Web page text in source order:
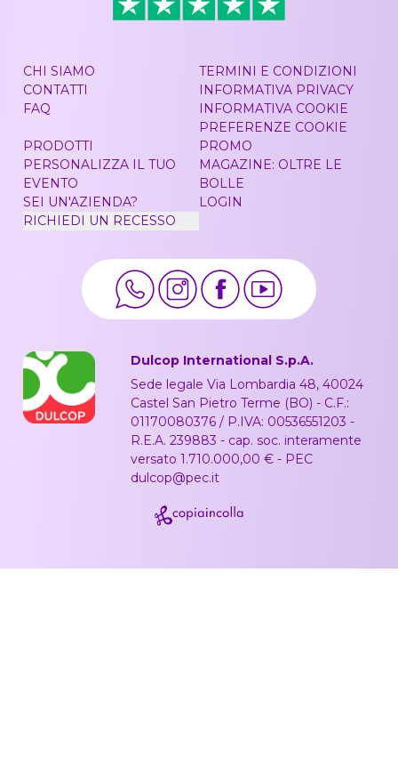
CHI SIAMO
CONTATTI
FAQ
TERMINI E CONDIZIONI
INFORMATIVA PRIVACY
INFORMATIVA COOKIE
PREFERENZE COOKIE
PRODOTTI
PERSONALIZZA IL TUO
EVENTO
SEI UN'AZIENDA?
RICHIEDI UN RECESSO
PROMO
MAGAZINE: OLTRE LE
BOLLE
LOGIN
Dulcop International S.p.A.
Sede legale Via Lombardia 48, 40024
Castel San Pietro Terme (BO) - C.F.:
01170080376 / P.IVA: 00536551203 -
R.E.A. 239883 - cap. soc. interamente
versato 1.710.000,00 € - PEC
dulcop@pec.it